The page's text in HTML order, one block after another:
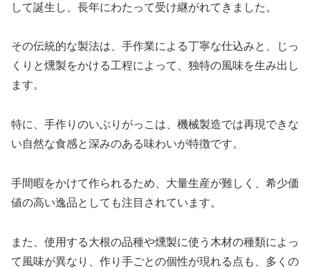
して誕生し、長年にわたって受け継がれてきました。
その伝統的な製法は、手作業による丁寧な仕込みと、じっ
くりと燻製をかける工程によって、独特の風味を生み出し
ます。
特に、手作りのいぶりがっこは、機械製造では再現できな
い自然な食感と深みのある味わいが特徴です。
手間暇をかけて作られるため、大量生産が難しく、希少価
値の高い逸品としても注目されています。
また、使用する大根の品種や燻製に使う木材の種類によっ
て風味が異なり、作り手ごとの個性が現れる点も、多くの